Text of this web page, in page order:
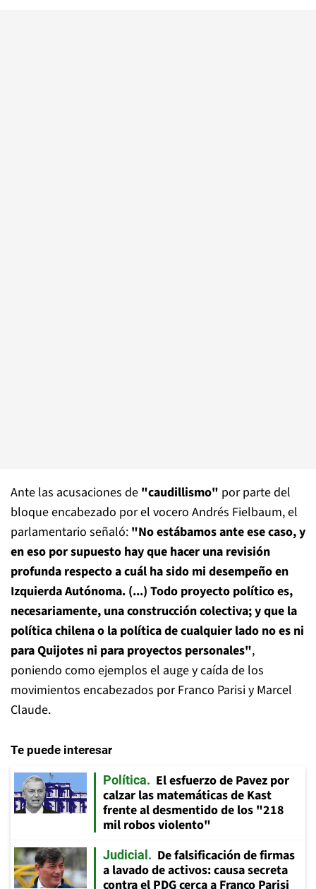
Ante las acusaciones de "caudillismo" por parte del
bloque encabezado por el vocero Andrés Fielbaum, el
parlamentario señaló: "No estábamos ante ese caso, y
en eso por supuesto hay que hacer una revisión
profunda respecto a cuál ha sido mi desempeño en
Izquierda Autónoma. (...) Todo proyecto político es,
necesariamente, una construcción colectiva; y que la
política chilena o la política de cualquier lado no es ni
para Quijotes ni para proyectos personales",
poniendo como ejemplos el auge y caída de los
movimientos encabezados por Franco Parisi y Marcel
Claude.
Te puede interesar
Política
El esfuerzo de Pavez por
calzar las matemáticas de Kast
frente al desmentido de los "218
mil robos violento"
Judicial
De falsificación de firmas
a lavado de activos: causa secreta
contra el PDG cerca a Franco Parisi